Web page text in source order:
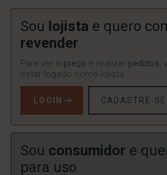
Sou lojista e quero
revender
Para ver o preço e realizar pedidos,
estar logado como lojista.
LOGIN CADASTRE-SE
Sou consumidor e
para uso